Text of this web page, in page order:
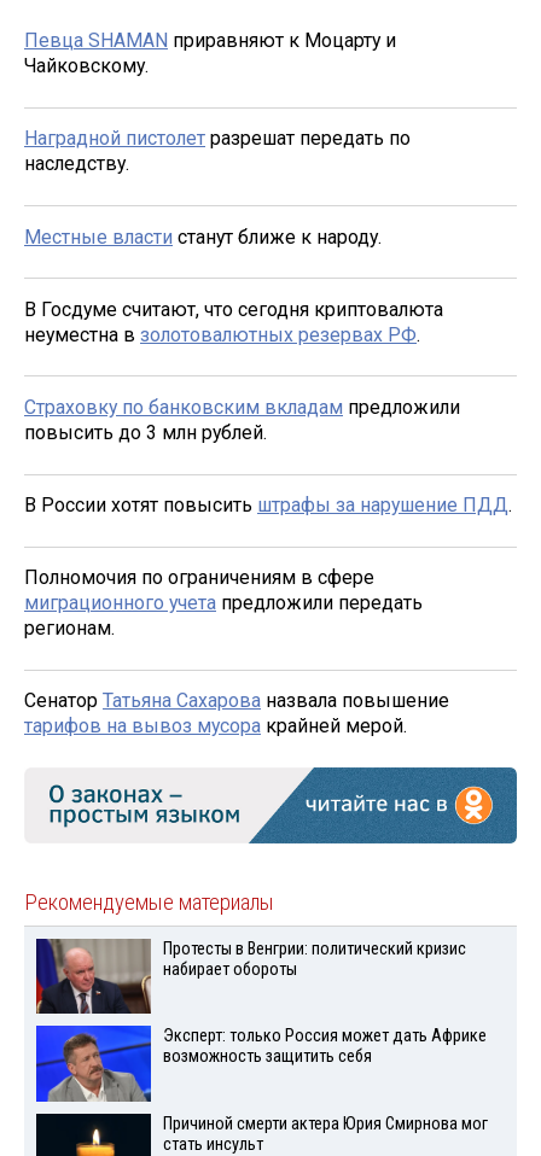
Певца SHAMAN приравняют к Моцарту и
Чайковскому.
Наградной пистолет разрешат передать по
наследству.
Местные власти станут ближе к народу.
В Госдуме считают, что сегодня криптовалюта
неуместна в золотовалютных резервах РФ.
Страховку по банковским вкладам предложили
повысить до 3 млн рублей.
В России хотят повысить штрафы за нарушение ПДД.
Полномочия по ограничениям в сфере
миграционного учета предложили передать
регионам.
Сенатор Татьяна Сахарова назвала повышение
тарифов на вывоз мусора крайней мерой.
Рекомендуемые материалы
Протесты в Венгрии: политический кризис
набирает обороты
Эксперт: только Россия может дать Африке
возможность защитить себя
Причиной смерти актера Юрия Смирнова мог
стать инсульт